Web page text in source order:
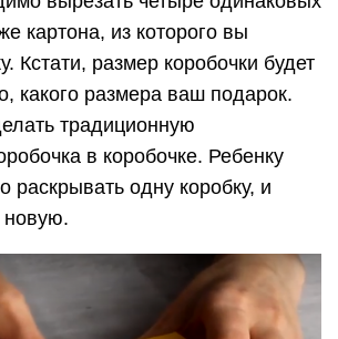
картона, из которого вы
Кстати, размер коробочки будет
какого размера ваш подарок.
традиционную
в коробочке. Ребенку
раскрывать одну коробку, и
новую.